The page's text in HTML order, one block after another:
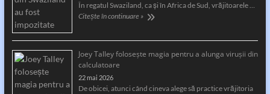
În regatul Swaziland, ca și în Africa de Sud, vrăjitoarele …
Citește în continuare »
Joey Talley foloseşte magia pentru a alunga viruşii din
calculatoare
22 mai 2026
De obicei, atunci când cineva alege să practice vrăjitoria